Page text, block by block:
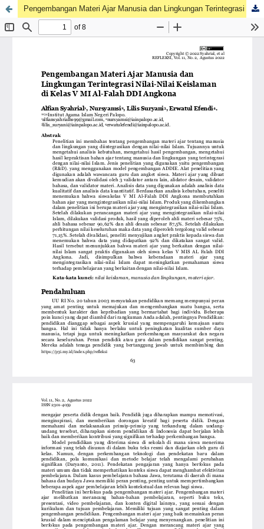
Pengembangan Materi Ajar Manusia dan Lingkungan Terintegrasi Nilai-Nilai Keislaman di Kelas V MI Al-Falah DDI Angkona